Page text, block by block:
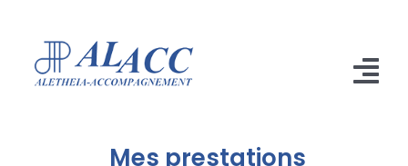
contenu
Mes prestations